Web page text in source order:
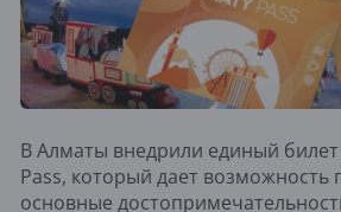
В Алматы внедрили единый билет
Pass, который дает возможность
основные